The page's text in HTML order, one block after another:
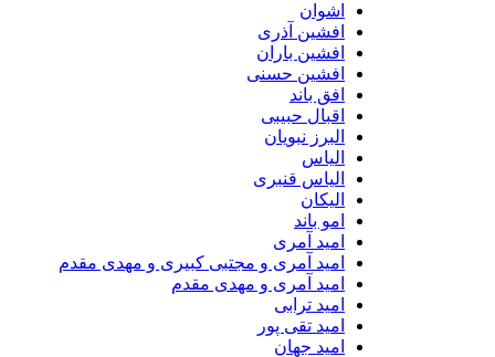
اشوان
افشین آذری
افشین باران
افشین حسنی
افق باند
اقبال حبیبی
البرز نبویان
الیاس
الیاس قنبرى
الیکان
امو باند
امید آمری
امید آمری و مجتبی کبیری و مهدى مقدم
امید آمری و مهدی مقدم
امید ترابی
امید تقی پور
امید جهان